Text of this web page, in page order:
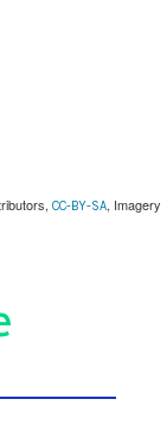
CC-BY-SA, Imagery